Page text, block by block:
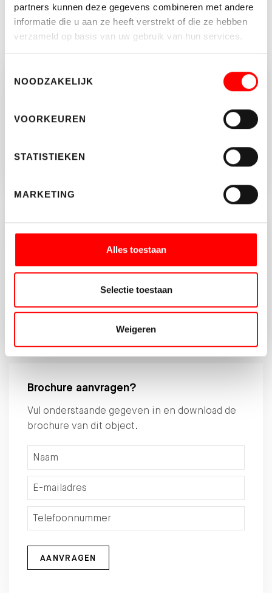
partners kunnen deze gegevens combineren met andere
informatie die u aan ze heeft verstrekt of die ze hebben
verzameld op basis van uw gebruik van hun services.
NOODZAKELIJK
VOORKEUREN
STATISTIEKEN
MARKETING
Alles toestaan
Selectie toestaan
Weigeren
Vragen of opmerkingen?
Neem vrijblijvend contact op met Wim
030-2313035
Jouw hypotheekadviseur
hypotheekadvies.
Brochure aanvragen?
Vul onderstaande gegeven in en download de
brochure van dit object.
AANVRAGEN